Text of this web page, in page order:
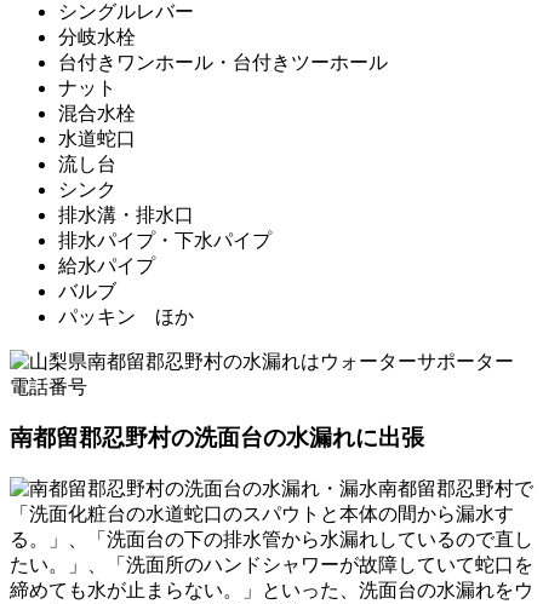
シングルレバー
分岐水栓
台付きワンホール・台付きツーホール
ナット
混合水栓
水道蛇口
流し台
シンク
排水溝・排水口
排水パイプ・下水パイプ
給水パイプ
バルブ
パッキン ほか
南都留郡忍野村の洗面台の水漏れに出張
南都留郡忍野村で
「洗面化粧台の水道蛇口のスパウトと本体の間から漏水す
る。」、「洗面台の下の排水管から水漏れしているので直し
たい。」、「洗面所のハンドシャワーが故障していて蛇口を
締めても水が止まらない。」といった、洗面台の水漏れをウ